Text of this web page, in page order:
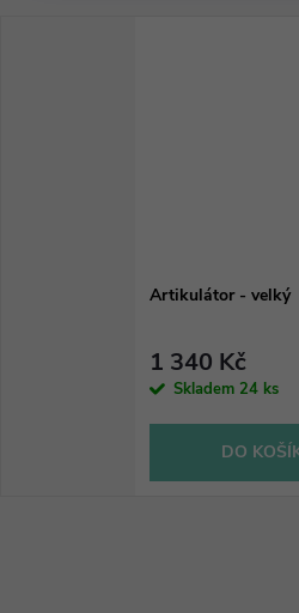
Artikulátor - velký
1 340 Kč
Skladem 24 ks
DO